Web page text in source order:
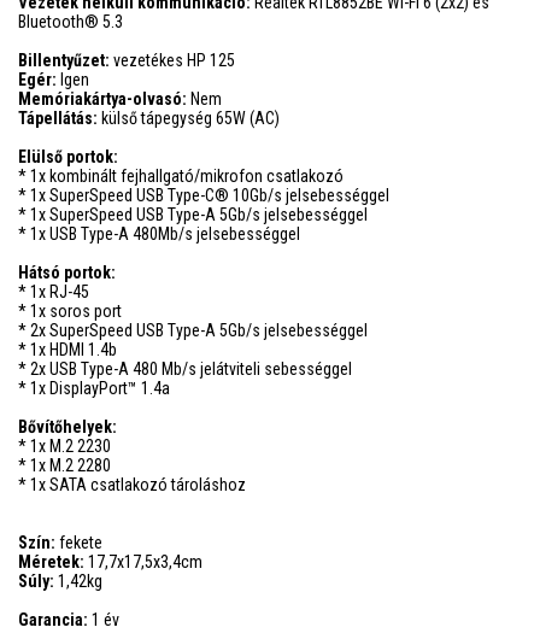
Bluetooth® 5.3
Billentyűzet: vezetékes HP 125
Egér: Igen
Memóriakártya-olvasó: Nem
Tápellátás: külső tápegység 65W (AC)
Elülső portok:
* 1x kombinált fejhallgató/mikrofon csatlakozó
* 1x SuperSpeed USB Type-C® 10Gb/s jelsebességgel
* 1x SuperSpeed USB Type-A 5Gb/s jelsebességgel
* 1x USB Type-A 480Mb/s jelsebességgel
Hátsó portok:
* 1x RJ-45
* 1x soros port
* 2x SuperSpeed USB Type-A 5Gb/s jelsebességgel
* 1x HDMI 1.4b
* 2x USB Type-A 480 Mb/s jelátviteli sebességgel
* 1x DisplayPort™ 1.4a
Bővítőhelyek:
* 1x M.2 2230
* 1x M.2 2280
* 1x SATA csatlakozó tároláshoz
Szín: fekete
Méretek: 17,7x17,5x3,4cm
Súly: 1,42kg
Garancia: 1 év